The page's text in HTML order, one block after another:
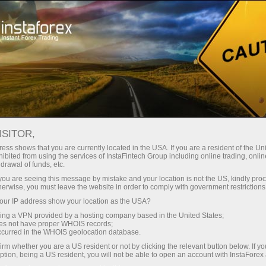
З InstaForex ви отримуєте доступ
можливостей: кредитне плече до
1:5000, одні з найкращих
спредів та комісій на ринку, а
також привабливі умови для
торгівлі акціями та індексами
Мінімальні спреди - максимум
Бонус 30% на кожен депозит
Швидкість
у трейдингу і на трасі
shows that you are currently located in the USA. If you are a resident of the
from using the services of InstaFintech Group including online trading,
of funds, etc.
are seeing this message by mistake and your location is not the US, kindly
you must leave the website in order to comply with government
IP address show your location as the USA?
a VPN provided by a hosting company based in the United States;
not have proper WHOIS records;
in the WHOIS geolocation database.
whether you are a US resident or not by clicking the relevant button below. If
being a US resident, you will not be able to open an account with InstaForex